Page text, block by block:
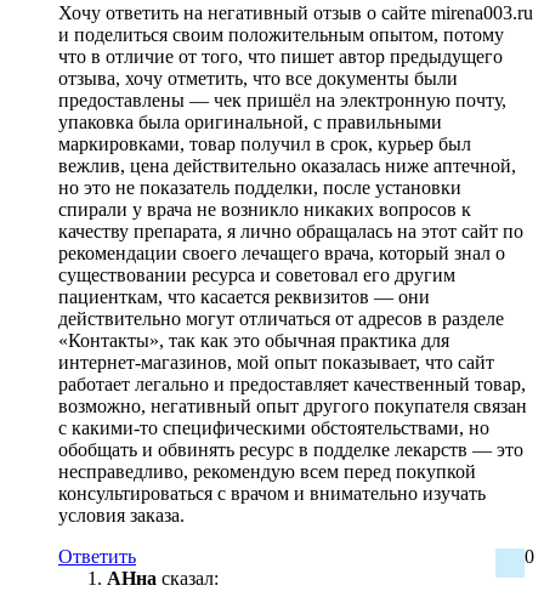
Хочу ответить на негативный отзыв о сайте mirena003.ru
и поделиться своим положительным опытом, потому
что в отличие от того, что пишет автор предыдущего
отзыва, хочу отметить, что все документы были
предоставлены — чек пришёл на электронную почту,
упаковка была оригинальной, с правильными
маркировками, товар получил в срок, курьер был
вежлив, цена действительно оказалась ниже аптечной,
но это не показатель подделки, после установки
спирали у врача не возникло никаких вопросов к
качеству препарата, я лично обращалась на этот сайт по
рекомендации своего лечащего врача, который знал о
существовании ресурса и советовал его другим
пациенткам, что касается реквизитов — они
действительно могут отличаться от адресов в разделе
«Контакты», так как это обычная практика для
интернет-магазинов, мой опыт показывает, что сайт
работает легально и предоставляет качественный товар,
возможно, негативный опыт другого покупателя связан
с какими-то специфическими обстоятельствами, но
обобщать и обвинять ресурс в подделке лекарств — это
несправедливо, рекомендую всем перед покупкой
консультироваться с врачом и внимательно изучать
условия заказа.
0
Ответить
АНна сказал: